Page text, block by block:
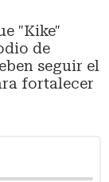
"Kike"
de
seguir el
fortalecer